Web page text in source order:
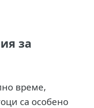
за
време,
са особено